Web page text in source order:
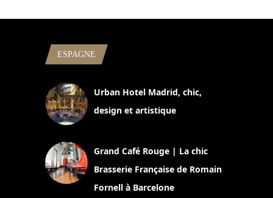
ESPAGNE
Urban Hotel Madrid, chic,
design et artistique
Grand Café Rouge | La chic
Brasserie Française de Romain
Fornell à Barcelone